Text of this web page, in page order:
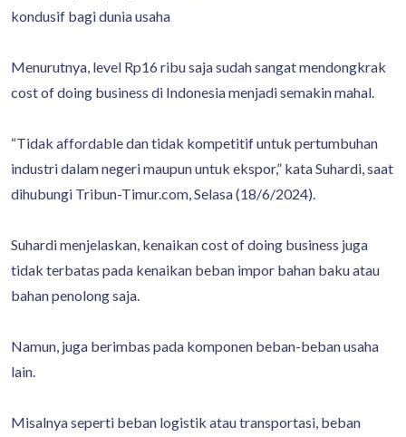
kondusif bagi dunia usaha
Menurutnya, level Rp16 ribu saja sudah sangat mendongkrak
cost of doing business di Indonesia menjadi semakin mahal.
“Tidak affordable dan tidak kompetitif untuk pertumbuhan
industri dalam negeri maupun untuk ekspor,” kata Suhardi, saat
dihubungi Tribun-Timur.com, Selasa (18/6/2024).
Suhardi menjelaskan, kenaikan cost of doing business juga
tidak terbatas pada kenaikan beban impor bahan baku atau
bahan penolong saja.
Namun, juga berimbas pada komponen beban-beban usaha
lain.
Misalnya seperti beban logistik atau transportasi, beban